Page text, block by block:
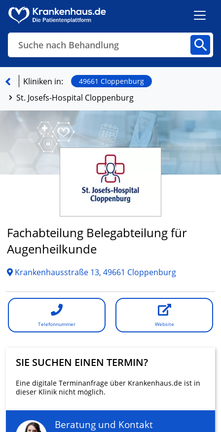
Suche nach Behandlung
Finden
Kliniken in: 49661 Cloppenburg
St. Josefs-Hospital Cloppenburg
Fachabteilung Belegabteilung für
Augenheilkunde
Krankenhausstraße 13, 49661 Cloppenburg
Telefonnummer Website
SIE SUCHEN EINEN TERMIN?
Eine digitale Terminanfrage über Krankenhaus.de ist in
dieser Klinik nicht möglich.
Beratung und Kontakt